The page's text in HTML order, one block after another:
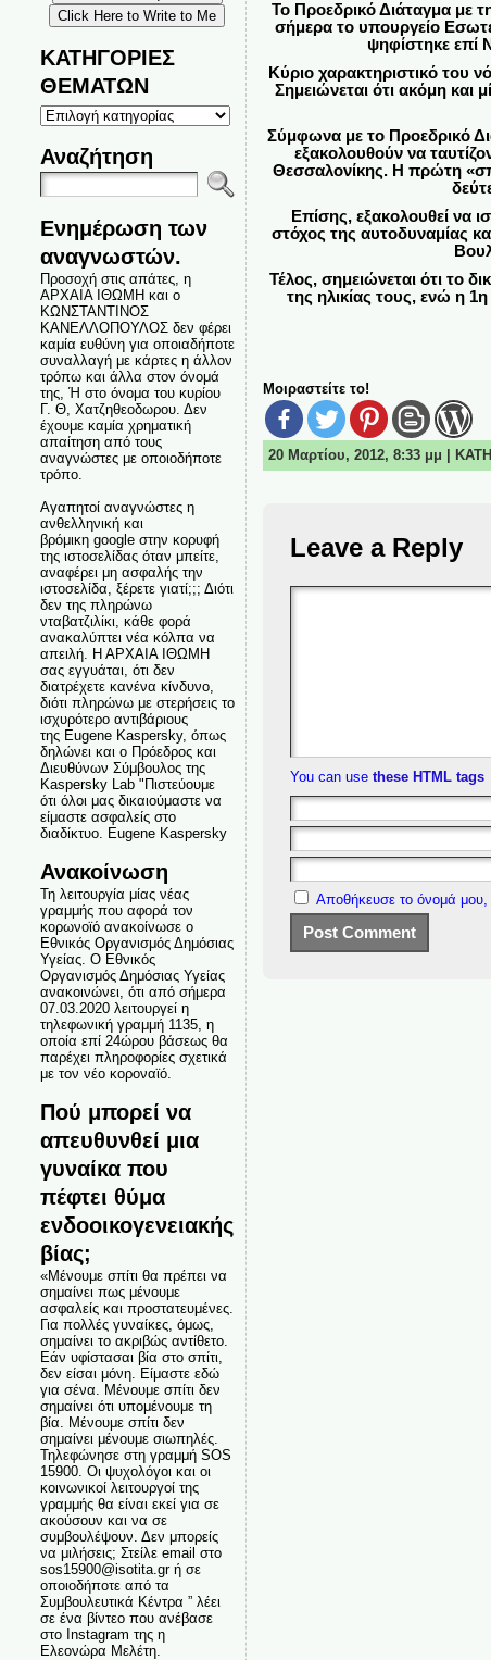
ΚΑΤΗΓΟΡΙΕΣ
ΘΕΜΑΤΩΝ
ΚΑΤΗΓΟΡΙΕΣ
ΘΕΜΑΤΩΝ
Αναζήτηση
Ενημέρωση των
αναγνωστών.
Προσοχή στις απάτες, η
ΑΡΧΑΙΑ ΙΘΩΜΗ και ο
ΚΩΝΣΤΑΝΤΙΝΟΣ
ΚΑΝΕΛΛΟΠΟΥΛΟΣ δεν φέρει
καμία ευθύνη για οποιαδήποτε
συναλλαγή με κάρτες η άλλον
τρόπω και άλλα στον όνομά
της, Ή στο όνομα του κυρίου
Γ. Θ, Χατζηθεοδωρου. Δεν
έχουμε καμία χρηματική
απαίτηση από τους
αναγνώστες με οποιοδήποτε
τρόπο.
Αγαπητοί αναγνώστες η
ανθελληνική και
βρόμικη google στην κορυφή
της ιστοσελίδας όταν μπείτε,
αναφέρει μη ασφαλής την
ιστοσελίδα, ξέρετε γιατί;;; Διότι
δεν της πληρώνω
νταβατζιλίκι, κάθε φορά
ανακαλύπτει νέα κόλπα να
απειλή. Η ΑΡΧΑΙΑ ΙΘΩΜΗ
σας εγγυάται, ότι δεν
διατρέχετε κανένα κίνδυνο,
διότι πληρώνω με στερήσεις το
ισχυρότερο αντιβάριους
της Eugene Kaspersky, όπως
δηλώνει και ο Πρόεδρος και
Διευθύνων Σύμβουλος της
Kaspersky Lab "Πιστεύουμε
ότι όλοι μας δικαιούμαστε να
είμαστε ασφαλείς στο
διαδίκτυο. Eugene Kaspersky
Ανακοίνωση
Τη λειτουργία μίας νέας
γραμμής που αφορά τον
κορωνοϊό ανακοίνωσε ο
Εθνικός Οργανισμός Δημόσιας
Υγείας. Ο Εθνικός
Οργανισμός Δημόσιας Υγείας
ανακοινώνει, ότι από σήμερα
07.03.2020 λειτουργεί η
τηλεφωνική γραμμή 1135, η
οποία επί 24ώρου βάσεως θα
παρέχει πληροφορίες σχετικά
με τον νέο κοροναϊό.
Πού μπορεί να
απευθυνθεί μια
γυναίκα που
πέφτει θύμα
ενδοοικογενειακής
βίας;
«Μένουμε σπίτι θα πρέπει να
σημαίνει πως μένουμε
ασφαλείς και προστατευμένες.
Για πολλές γυναίκες, όμως,
σημαίνει το ακριβώς αντίθετο.
Εάν υφίστασαι βία στο σπίτι,
δεν είσαι μόνη. Είμαστε εδώ
για σένα. Μένουμε σπίτι δεν
σημαίνει ότι υπομένουμε τη
βία. Μένουμε σπίτι δεν
σημαίνει μένουμε σιωπηλές.
Τηλεφώνησε στη γραμμή SOS
15900. Οι ψυχολόγοι και οι
κοινωνικοί λειτουργοί της
γραμμής θα είναι εκεί για σε
ακούσουν και να σε
συμβουλέψουν. Δεν μπορείς
να μιλήσεις; Στείλε email στο
sos15900@isotita.gr ή σε
οποιοδήποτε από τα
Συμβουλευτικά Κέντρα ” λέει
σε ένα βίντεο που ανέβασε
στο Instagram της η
Ελεονώρα Μελέτη.
Το Προεδρικό Διάταγμα με
σήμερα το υπουργείο
ψηφίστηκε
Κύριο χαρακτηριστικό του
Σημειώνεται ότι ακόμη
Σύμφωνα με το Προεδρικό
εξακολουθούν να
Θεσσαλονίκης. Η πρώτη
Επίσης, εξακολουθεί να
στόχος της αυτοδυναμίας
Τέλος, σημειώνεται ότι το
της ηλικίας τους, ενώ η
Μοιραστείτε το!
20 Μαρτίου, 2012, 8:33 μμ |
Leave a Reply
You can use these HTML tags
Αποθήκευσε το όνομά μου,